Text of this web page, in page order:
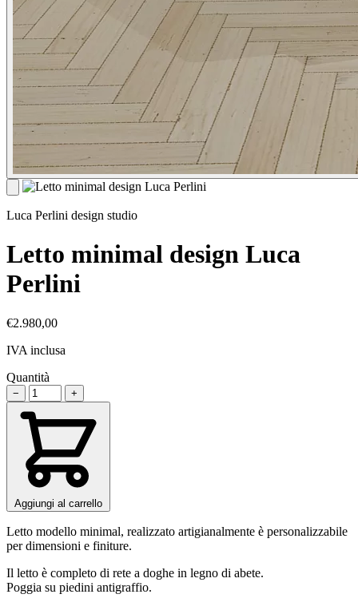
Luca Perlini design studio
Letto minimal design Luca
Perlini
€2.980,00
IVA inclusa
Quantità
− +
Aggiungi al carrello
Letto modello minimal, realizzato artigianalmente è personalizzabile
per dimensioni e finiture.
Il letto è completo di rete a doghe in legno di abete.
Poggia su piedini antigraffio.